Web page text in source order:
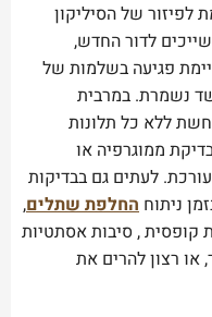
לפיזור של הסיליקון
לדור החדש,
פגיעה בשלמות של
נשמרת. במרבית
ללא כל תלונות
ממוגרפיה או
לעתים גם בבדיקות
ניתוח החלפת שתלים,
, סיבות אסתטיות
או רצון להרים את